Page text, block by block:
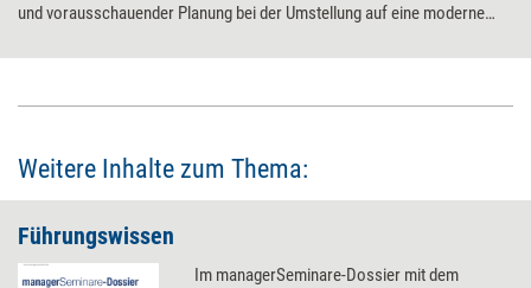
und vorausschauender Planung bei der Umstellung auf eine moderne
und verärgerte Mitarbeiter sind die Folge, wenn ein
Wunsch nach einem funktionierenden offenen
aktuellen Unternehmenssituation, des festgestellten Bedarfs, der
sich.
Weitere Inhalte zum Thema:
Führungswissen
Im managerSeminare-Dossier mit dem